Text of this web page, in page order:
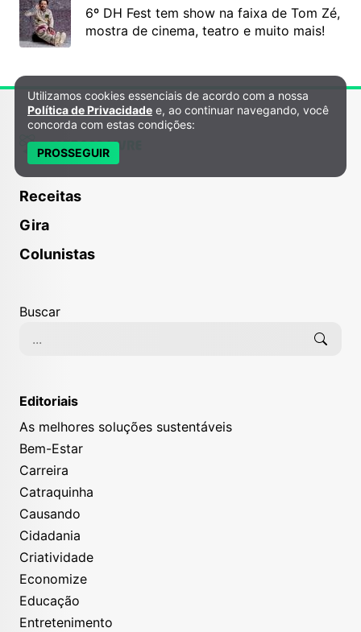
6º DH Fest tem show na faixa de Tom Zé,
mostra de cinema, teatro e muito mais!
Receitas
Gira
Colunistas
Buscar
Editoriais
As melhores soluções sustentáveis
Bem-Estar
Carreira
Catraquinha
Causando
Cidadania
Criatividade
Economize
Educação
Entretenimento
Política de Privacidade e Cookies
Utilizamos cookies essenciais de acordo com a nossa
Política de Privacidade e, ao continuar navegando, você
concorda com estas condições:
PROSSEGUIR